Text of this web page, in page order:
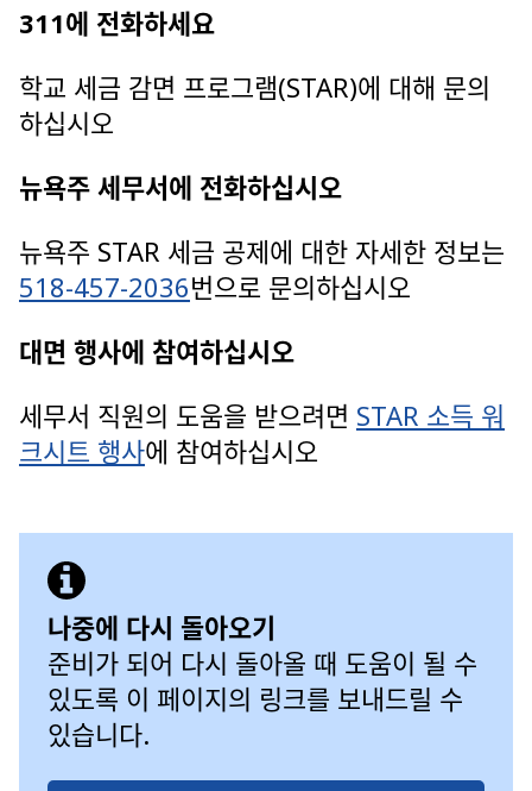
311에 전화하세요
학교 세금 감면 프로그램(STAR)에 대해 문의
하십시오
뉴욕주 세무서에 전화하십시오
뉴욕주 STAR 세금 공제에 대한 자세한 정보는
518-457-2036번으로 문의하십시오
대면 행사에 참여하십시오
세무서 직원의 도움을 받으려면 STAR 소득 워
크시트 행사에 참여하십시오
나중에 다시 돌아오기
준비가 되어 다시 돌아올 때 도움이 될 수
있도록 이 페이지의 링크를 보내드릴 수
있습니다.